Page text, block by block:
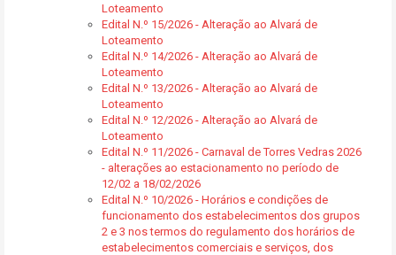
Loteamento
Edital N.º 15/2026 - Alteração ao Alvará de
Loteamento
Edital N.º 14/2026 - Alteração ao Alvará de
Loteamento
Edital N.º 13/2026 - Alteração ao Alvará de
Loteamento
Edital N.º 12/2026 - Alteração ao Alvará de
Loteamento
Edital N.º 11/2026 - Carnaval de Torres Vedras 2026
- alterações ao estacionamento no período de
12/02 a 18/02/2026
Edital N.º 10/2026 - Horários e condições de
funcionamento dos estabelecimentos dos grupos
2 e 3 nos termos do regulamento dos horários de
estabelecimentos comerciais e serviços, dos